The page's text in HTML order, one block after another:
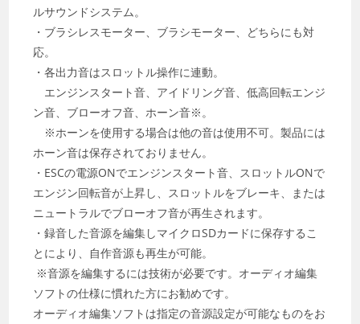
ルサウンドシステム。
・ブラシレスモーター、ブラシモーター、どちらにも対
応。
・各出力音はスロットル操作に連動。
エンジンスタート音、アイドリング音、低高回転エンジ
ン音、ブローオフ音、ホーン音※。
※ホーンを使用する場合は他の音は使用不可。製品には
ホーン音は保存されておりません。
・ESCの電源ONでエンジンスタート音、スロットルONで
エンジン回転音が上昇し、スロットルをブレーキ、または
ニュートラルでブローオフ音が再生されます。
・録音した音源を編集しマイクロSDカードに保存するこ
とにより、自作音源も再生が可能。
※音源を編集するには技術が必要です。オーディオ編集
ソフトの仕様に慣れた方にお勧めです。
オーディオ編集ソフトは指定の音源設定が可能なものをお